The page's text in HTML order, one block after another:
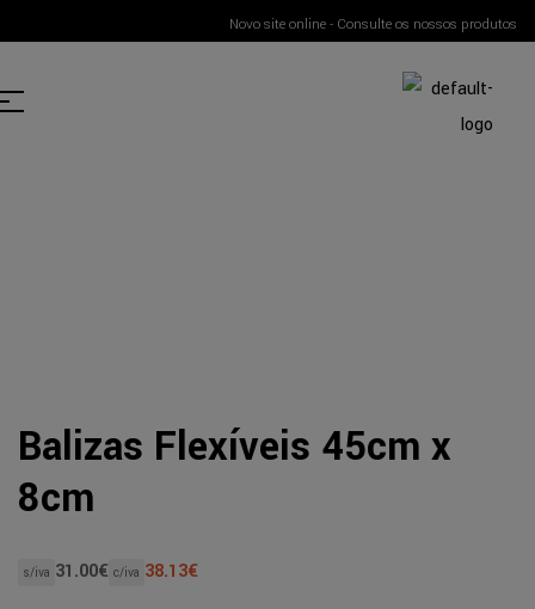
Novo site online - Consulte os nossos produtos
Balizas Flexíveis 45cm x
8cm
31.00€
s/iva 38.13€
c/iva